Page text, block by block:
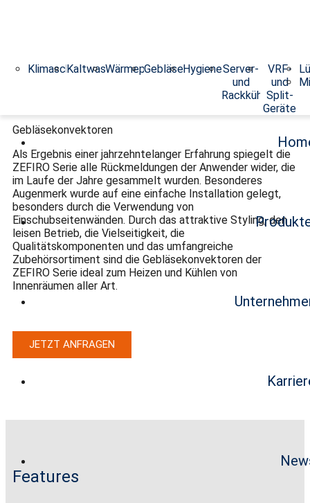
KlimaschränkeKaltwassersätze
WärmepumpenGebläsekonvektoren
Hygieneklimageräte
Server-
und
Rackkühler
VRF-
und
Split-
Geräte
Gebläsekonvektoren
Als Ergebnis einer jahrzehntelanger Erfahrung spiegelt die
ZEFIRO Serie alle Rückmeldungen der Anwender wider, die
im Laufe der Jahre gesammelt wurden. Besonderes
Augenmerk wurde auf eine einfache Installation gelegt,
besonders durch die Verwendung von
Einschubseitenwänden. Durch das attraktive Styling, den
leisen Betrieb, die Vielseitigkeit, die
Qualitätskomponenten und das umfangreiche
Zubehörsortiment sind die Gebläsekonvektoren der
ZEFIRO Serie ideal zum Heizen und Kühlen von
Innenräumen aller Art.
JETZT ANFRAGEN
Features